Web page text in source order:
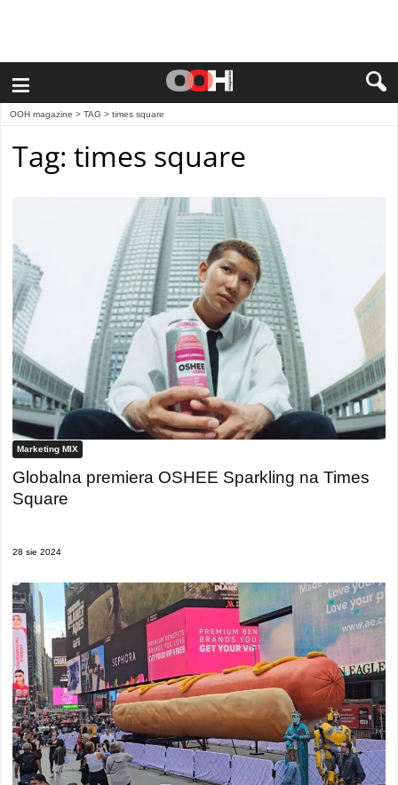
≡
OOH magazine > TAG > times square
Tag: times square
Marketing MIX
Globalna premiera OSHEE Sparkling na Times
Square
28 sie 2024